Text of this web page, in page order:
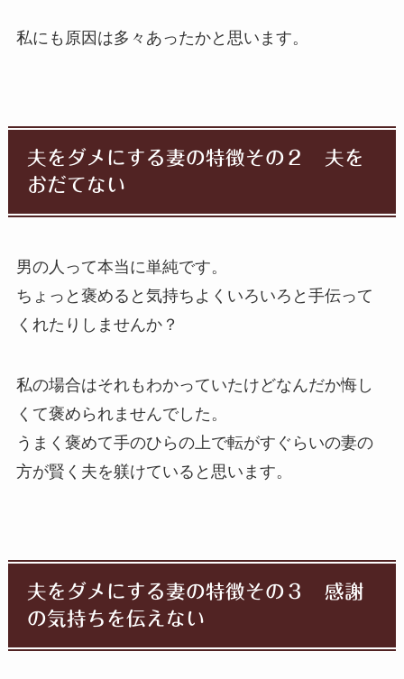
私にも原因は多々あったかと思います。
夫をダメにする妻の特徴その２ 夫を
おだてない
男の人って本当に単純です。
ちょっと褒めると気持ちよくいろいろと手伝って
くれたりしませんか？
私の場合はそれもわかっていたけどなんだか悔し
くて褒められませんでした。
うまく褒めて手のひらの上で転がすぐらいの妻の
方が賢く夫を躾けていると思います。
夫をダメにする妻の特徴その３ 感謝
の気持ちを伝えない